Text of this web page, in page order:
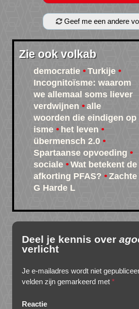
Geef me een andere
Zie ook volkab
democratie
Turkije
Incognitoïsme: waarom
we allemaal soms liever
verdwijnen
alle
woorden die eindigen op
isme
het leven
übermensch 2.0
Spartaanse opvoeding
sociale
Wat betekent de
afkorting PFAS?
Zachte
G Harde L
Deel je kennis over
verlicht
Je e-mailadres wordt niet
velden zijn gemarkeerd met *
Reactie